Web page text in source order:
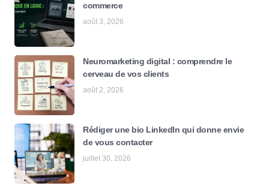
commerce
août 3, 2026
Neuromarketing digital : comprendre le
cerveau de vos clients
août 2, 2026
Rédiger une bio LinkedIn qui donne envie
de vous contacter
juillet 30, 2026